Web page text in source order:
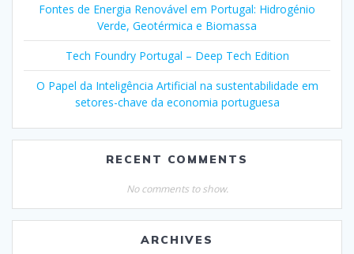
Fontes de Energia Renovável em Portugal: Hidrogénio
Verde, Geotérmica e Biomassa
Tech Foundry Portugal – Deep Tech Edition
O Papel da Inteligência Artificial na sustentabilidade em
setores-chave da economia portuguesa
RECENT COMMENTS
No comments to show.
ARCHIVES